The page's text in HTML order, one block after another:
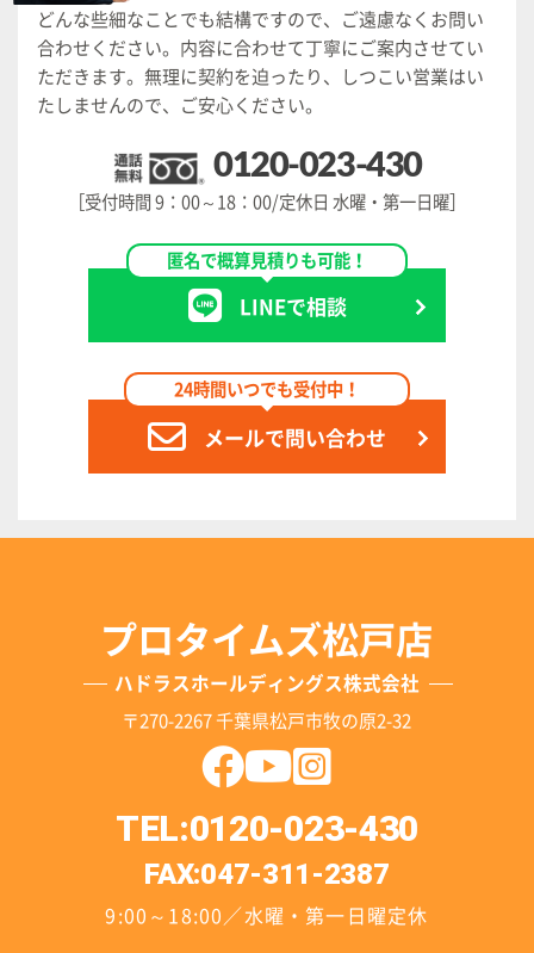
どんな些細なことでも結構ですので、ご遠慮なくお問い
合わせください。 内容に合わせて丁寧にご案内させてい
ただきます。 無理に契約を迫ったり、しつこい営業はい
たしませんので、ご安心ください。
0120-023-430
［受付時間 9：00～18：00/定休日 水曜・第一日曜］
匿名で概算見積りも可能！
LINEで相談
24時間いつでも受付中！
メールで問い合わせ
プロタイムズ松戸店
ハドラスホールディングス株式会社
〒270-2267 千葉県松戸市牧の原2-32
TEL:0120-023-430
FAX:047-311-2387
9:00～18:00／水曜・第一日曜定休